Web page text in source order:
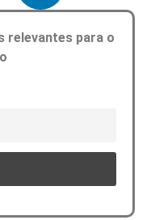
relevantes para o